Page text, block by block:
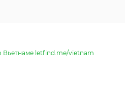
Вьетнаме letfind.me/vietnam